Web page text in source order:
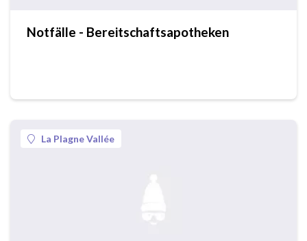
Notfälle - Bereitschaftsapotheken
La Plagne Vallée